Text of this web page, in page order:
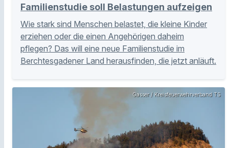
Familienstudie soll Belastungen aufzeigen
Wie stark sind Menschen belastet, die kleine Kinder
erziehen oder die einen Angehörigen daheim
pflegen? Das will eine neue Familienstudie im
Berchtesgadener Land herausfinden, die jetzt anläuft.
Gasser / Kreisfeuerwehrverband TS